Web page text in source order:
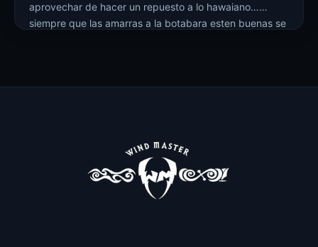
aprovechar de hacer un repuesto a lo hawaiano…
siempre que las amarras a la botabara esten buenas se